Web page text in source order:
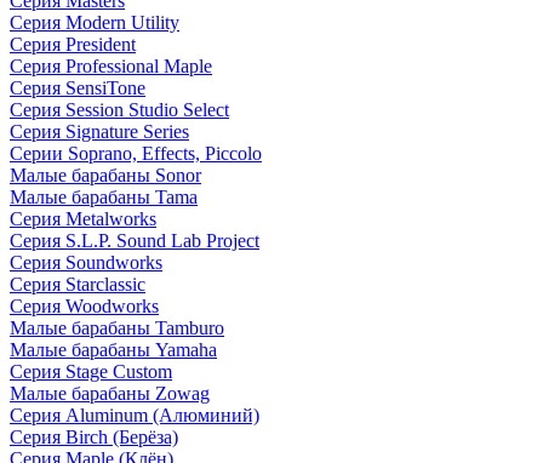
Серия Modern Utility
Серия President
Серия Professional Maple
Серия SensiTone
Серия Session Studio Select
Серия Signature Series
Серии Soprano, Effects, Piccolo
Малые барабаны Sonor
Малые барабаны Tama
Серия Metalworks
Серия S.L.P. Sound Lab Project
Серия Soundworks
Серия Starclassic
Серия Woodworks
Малые барабаны Tamburo
Малые барабаны Yamaha
Серия Stage Custom
Малые барабаны Zowag
Серия Aluminum (Алюминий)
Серия Birch (Берёза)
Серия Maple (Клён)